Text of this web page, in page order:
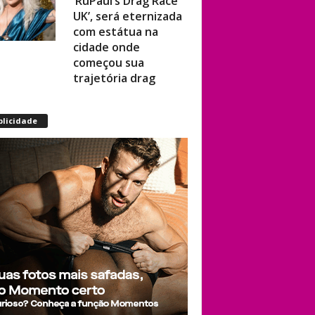
UK’, será eternizada
com estátua na
cidade onde
começou sua
trajetória drag
espanhol viram
assunto na web por
fotos “românticas”
em iate
Presença de
Shangela faz
estrelas de RuPaul’s
Drag Race
abandonarem festa
de aniversário de